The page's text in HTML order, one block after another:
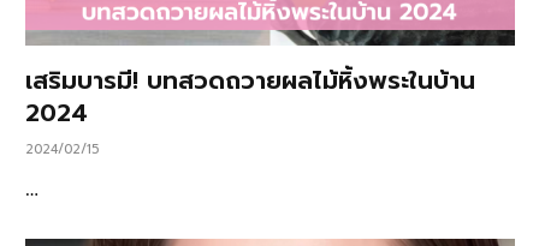
เสริมบารมี! บทสวดถวายผลไม้หิ้งพระในบ้าน
2024
2024/02/15
…